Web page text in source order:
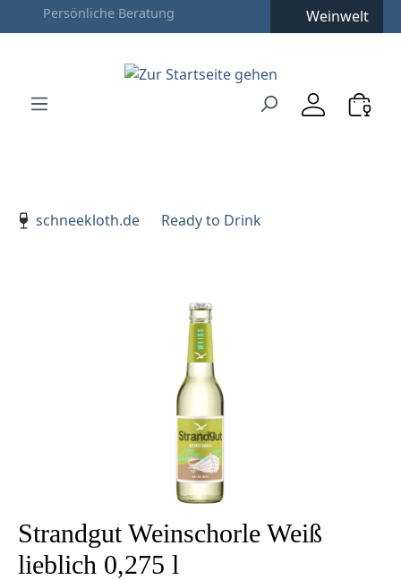
Zum Hauptinhalt springen
Zur Hauptnavigation springen
Weinwelt
schneekloth.de
Ready to Drink
Bildergalerie überspringen
Strandgut Weinschorle Weiß
lieblich 0,275 l